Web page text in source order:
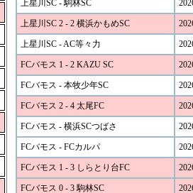
上星川SC - 駒林SC
上星川SC 2 - 2 横浜かもめSC
上星川SC - AC等々力
FCバモス 1 - 2 KAZU SC
FCバモス - 本牧少年SC
FCバモス 2 - 4 太尾FC
FCバモス - 横浜SCつばさ
FCバモス - FCカルパ
FCバモス 1 - 3 しらとり台FC
FCバモス 0 - 3 駒林SC